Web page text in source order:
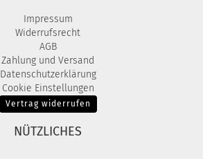
Impressum
Widerrufsrecht
AGB
Zahlung und Versand
Datenschutzerklärung
Cookie Einstellungen
Vertrag widerrufen
NÜTZLICHES